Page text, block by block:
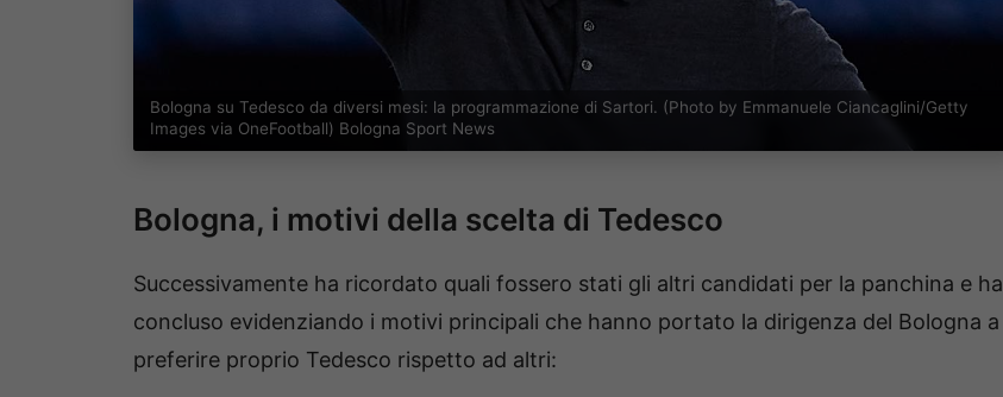
Bologna su Tedesco da diversi mesi: la programmazione di Sartori. (Photo by Emmanuele Ciancaglini/Getty
Images via OneFootball) Bologna Sport News
Bologna, i motivi della scelta di Tedesco
Successivamente ha ricordato quali fossero stati gli altri candidati per la panchina e ha
concluso evidenziando i motivi principali che hanno portato la dirigenza del Bologna a
preferire proprio Tedesco rispetto ad altri: